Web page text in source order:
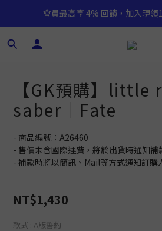
會員最高享 4% 回饋，加入現領
【GK預購】little
saber｜Fate
- 商品編號：A26460
- 售價未含國際運費，將於出貨時通知補
- 補款時將以簡訊、Mail等方式通知訂購
NT$1,430
款式 : A版誓約